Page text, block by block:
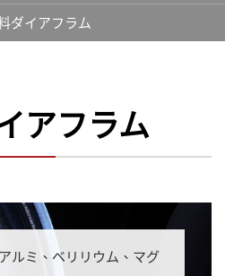
ダイアフラム
アフラム
ルミ、ベリリウム、マグ